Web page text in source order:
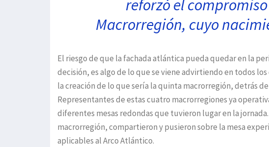
reforzó el
Macrorregión, cuyo
El riesgo de que la fachada atlántica pueda quedar en la
decisión, es algo de lo que se viene advirtiendo en todos
la creación de lo que sería la quinta macrorregión, detrás
Representantes de estas cuatro macrorregiones ya
diferentes mesas redondas que tuvieron lugar en la
macrorregión, compartieron y pusieron sobre la mesa
aplicables al Arco Atlántico.